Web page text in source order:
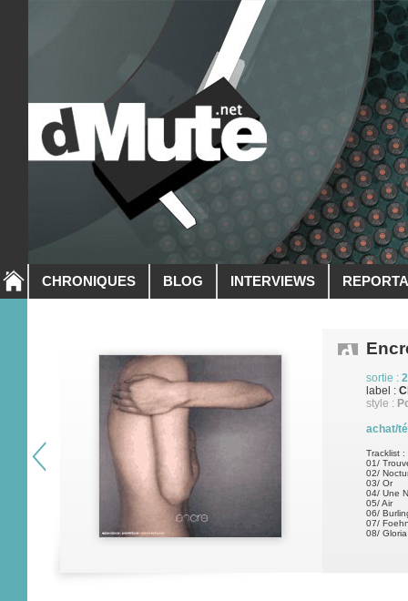
CHRONIQUES BLOG INTERVIEWS
sortie :
label :
style :
achat/
Tracklist :
01/
02/
03/ Or
04/ Une
05/ Air
06/
07/
08/ Gloria